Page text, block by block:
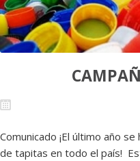
Comunicado ¡El último año
de tapitas en todo el país!